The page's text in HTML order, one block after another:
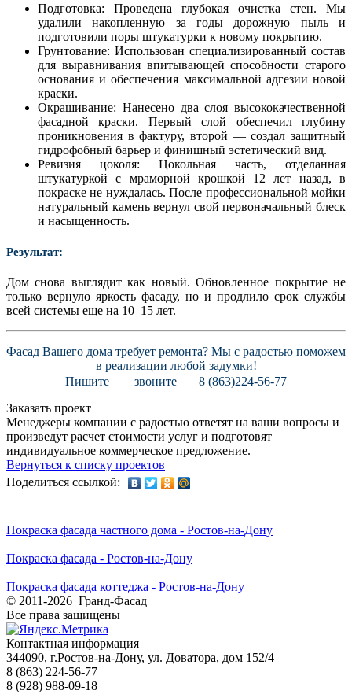
Подготовка: Проведена глубокая очистка стен. Мы
удалили накопленную за годы дорожную пыль и
подготовили поры штукатурки к новому покрытию.
Грунтование: Использован специализированный состав
для выравнивания впитывающей способности старого
основания и обеспечения максимальной адгезии новой
краски.
Окрашивание: Нанесено два слоя высококачественной
фасадной краски. Первый слой обеспечил глубину
проникновения в фактуру, второй — создал защитный
гидрофобный барьер и финишный эстетический вид.
Ревизия цоколя: Цокольная часть, отделанная
штукатуркой с мраморной крошкой 12 лет назад, в
покраске не нуждалась. После профессиональной мойки
натуральный камень вернул свой первоначальный блеск
и насыщенность.
Результат:
Дом снова выглядит как новый. Обновленное покрытие не
только вернуло яркость фасаду, но и продлило срок службы
всей системы еще на 10–15 лет.
Фасад Вашего дома требует ремонта? Мы с радостью поможем
в реализации любой задумки!
Пишите
звоните
8 (863)224-56-77
Заказать проект
Менеджеры компании с радостью ответят на ваши вопросы и
произведут расчет стоимости услуг и подготовят
индивидуальное коммерческое предложение.
Вернуться к списку проектов
Поделиться ссылкой:
Покраска фасада частного дома - Ростов-на-Дону
Покраска фасада - Ростов-на-Дону
Покраска фасада коттеджа - Ростов-на-Дону
© 2011-2026 Гранд-Фасад
Все права защищены
Контактная информация
344090, г.Ростов-на-Дону, ул. Доватора, дом 152/4
8 (863) 224-56-77
8 (928) 988-09-18